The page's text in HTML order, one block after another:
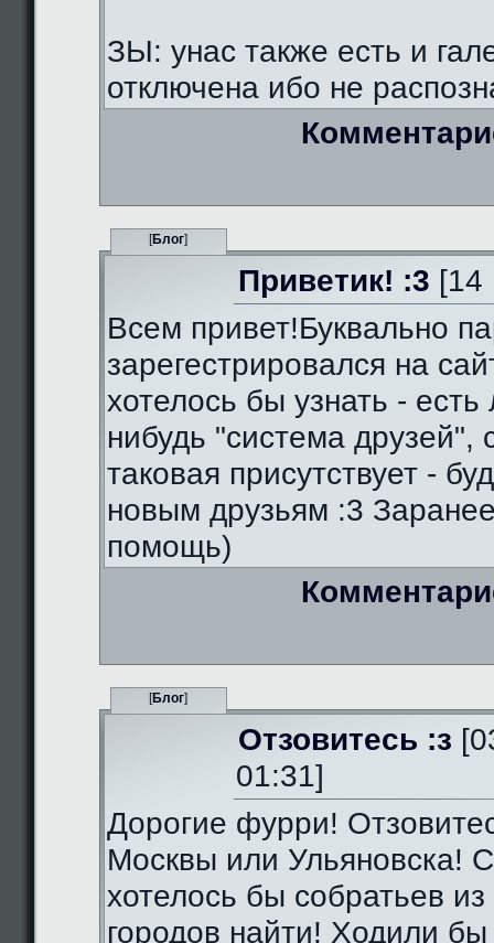
ЗЫ: унас также есть и
отключена ибо не
[Блог]
Приветик! :3 [14
Всем привет!Буквально
зарегестрировался на
хотелось бы узнать - есть
нибудь "система друзей",
таковая присутствует -
новым друзьям :3
помощь)
[Блог]
Отзовитесь :з
01:31]
Дорогие фурри!
Москвы или Ульяновска!
хотелось бы собратьев из
городов найти! Ходили бы